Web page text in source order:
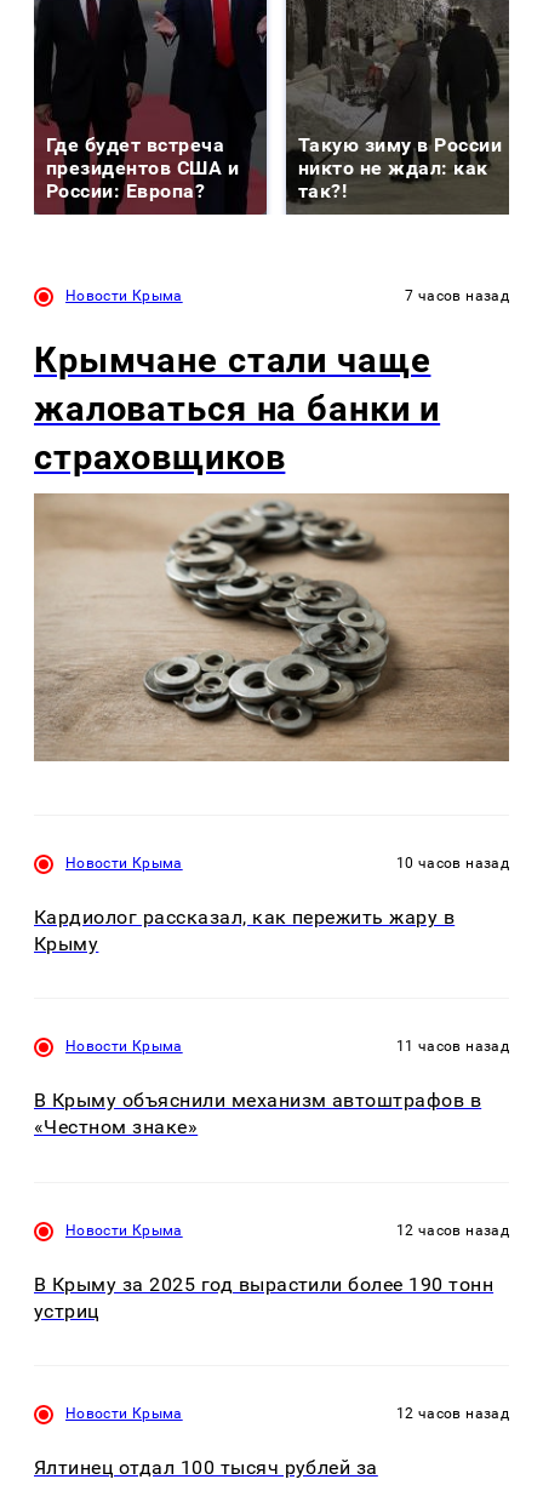
Где будет встреча
президентов США и
России: Европа?
Такую зиму в России
никто не ждал: как
так?!
Новости Крыма 7 часов назад
Крымчане стали чаще
жаловаться на банки и
страховщиков
Новости Крыма 10 часов назад
Кардиолог рассказал, как пережить жару в
Крыму
Новости Крыма 11 часов назад
В Крыму объяснили механизм автоштрафов в
«Честном знаке»
Новости Крыма 12 часов назад
В Крыму за 2025 год вырастили более 190 тонн
устриц
Новости Крыма 12 часов назад
Ялтинец отдал 100 тысяч рублей за